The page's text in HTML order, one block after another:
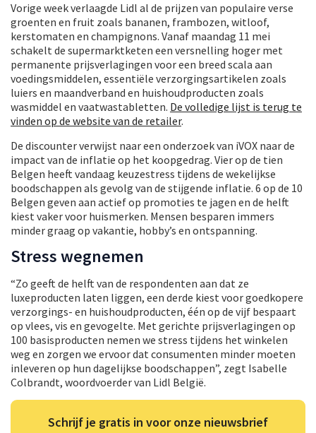
Vorige week verlaagde Lidl al de prijzen van populaire verse
groenten en fruit zoals bananen, frambozen, witloof,
kerstomaten en champignons. Vanaf maandag 11 mei
schakelt de supermarktketen een versnelling hoger met
permanente prijsverlagingen voor een breed scala aan
voedingsmiddelen, essentiële verzorgingsartikelen zoals
luiers en maandverband en huishoudproducten zoals
wasmiddel en vaatwastabletten. De volledige lijst is terug te
vinden op de website van de retailer.
De discounter verwijst naar een onderzoek van iVOX naar de
impact van de inflatie op het koopgedrag. Vier op de tien
Belgen heeft vandaag keuzestress tijdens de wekelijkse
boodschappen als gevolg van de stijgende inflatie. 6 op de 10
Belgen geven aan actief op promoties te jagen en de helft
kiest vaker voor huismerken. Mensen besparen immers
minder graag op vakantie, hobby’s en ontspanning.
Stress wegnemen
“Zo geeft de helft van de respondenten aan dat ze
luxeproducten laten liggen, een derde kiest voor goedkopere
verzorgings- en huishoudproducten, één op de vijf bespaart
op vlees, vis en gevogelte. Met gerichte prijsverlagingen op
100 basisproducten nemen we stress tijdens het winkelen
weg en zorgen we ervoor dat consumenten minder moeten
inleveren op hun dagelijkse boodschappen”, zegt Isabelle
Colbrandt, woordvoerder van Lidl België.
Schrijf je gratis in voor onze nieuwsbrief